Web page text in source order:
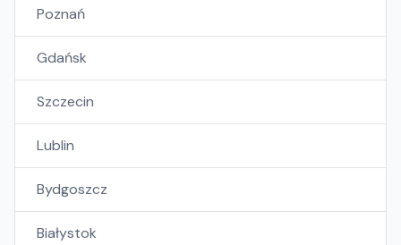
Poznań
Gdańsk
Szczecin
Lublin
Bydgoszcz
Białystok